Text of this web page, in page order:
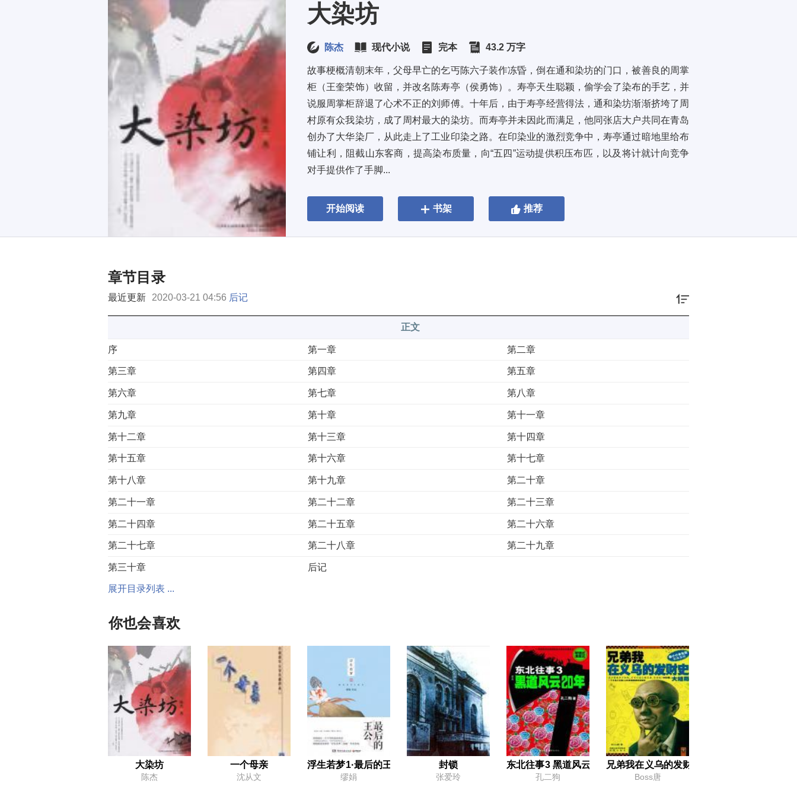
大染坊
陈杰 现代小说 完本 43.2 万字
故事梗概清朝末年，父母早亡的乞丐陈六子装作冻昏，倒在通和染坊的门口，被善良的周掌
柜（王奎荣饰）收留，并改名陈寿亭（侯勇饰）。寿亭天生聪颖，偷学会了染布的手艺，并
说服周掌柜辞退了心术不正的刘师傅。十年后，由于寿亭经营得法，通和染坊渐渐挤垮了周
村原有众我染坊，成了周村最大的染坊。而寿亭并未因此而满足，他同张店大户共同在青岛
创办了大华染厂，从此走上了工业印染之路。在印染业的激烈竞争中，寿亭通过暗地里给布
铺让利，阻截山东客商，提高染布质量，向“五四”运动提供积压布匹，以及将计就计向竞争
对手提供作了手脚...
开始阅读 书架 推荐
章节目录
最近更新 2020-03-21 04:56 后记
正文
序 第一章 第二章
第三章 第四章 第五章
第六章 第七章 第八章
第九章 第十章 第十一章
第十二章 第十三章 第十四章
第十五章 第十六章 第十七章
第十八章 第十九章 第二十章
第二十一章 第二十二章 第二十三章
第二十四章 第二十五章 第二十六章
第二十七章 第二十八章 第二十九章
第三十章 后记
展开目录列表 ...
你也会喜欢
大染坊
陈杰
一个母亲
沈从文
浮生若梦1·最后的王公
缪娟
封锁
张爱玲
东北往事3 黑道风云20年
孔二狗
兄弟我在义乌的发财史·大结局
Boss唐